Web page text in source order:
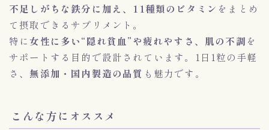
不足しがちな鉄分に加え、11種類のビタミン をまとめ
て摂取できるサプリメント。
特に女性に多い“隠れ貧血”や疲れやすさ、肌の不調 を
サポートする目的で設計されています。1日1粒の手軽
さ、 無添加・国内製造の品質 も魅力です。
こんな方にオススメ